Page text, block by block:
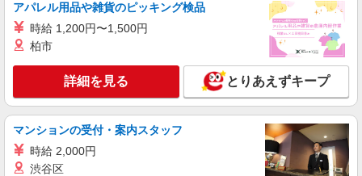
時給1300円
長野県上田市／最寄駅：田中駅 ≪車通勤可
キープ 詳細を見る
派遣社員
パーソルテンプスタッフ株式会社 上信コーディネートセンター（上
田）/26-0387611
［上田駅★］時給1,250円♪軽作業のオシゴト
アパレル用品や雑貨のピッキング検品
時給 1,200円〜1,500円
柏市
詳細を見る とりあえずキープ
マンションの受付・案内スタッフ
時給 2,000円
渋谷区